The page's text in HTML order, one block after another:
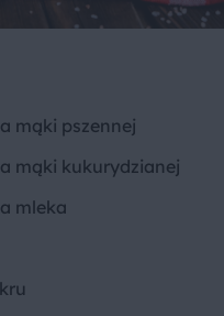
mąki pszennej
mąki kukurydzianej
mleka